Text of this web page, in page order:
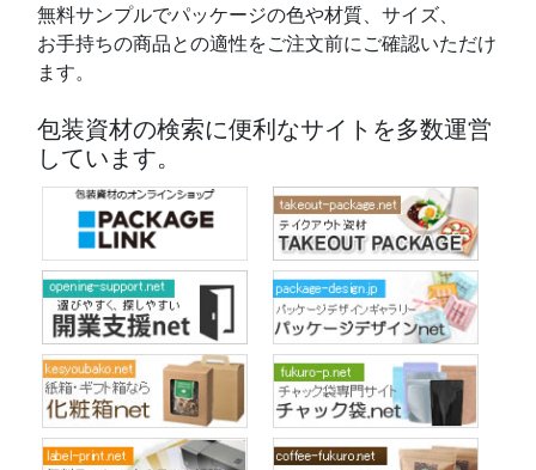
無料サンプルでパッケージの色や材質、サイズ、
お手持ちの商品との適性をご注文前にご確認いただけ
ます。
包装資材の検索に便利なサイトを多数運営
しています。